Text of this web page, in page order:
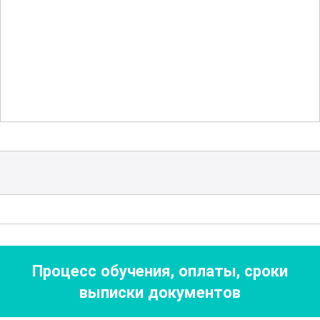
Участники получат информацию о
новейших достижениях в этой области,
что позволит им быть в курсе
передовых методов и применять их в
своей работе. Курс также охватывает
Процесс обучения, оплаты, сроки
выписки документов